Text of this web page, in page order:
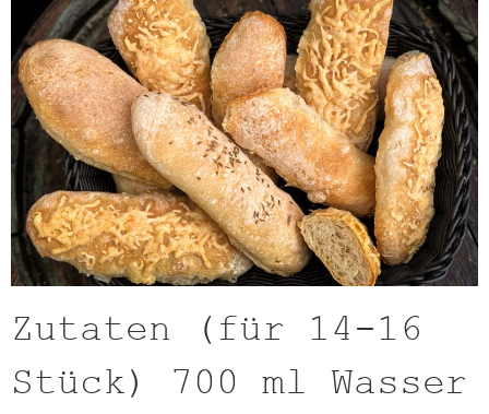
Zutaten (für 14-16
Stück) 700 ml Wasser